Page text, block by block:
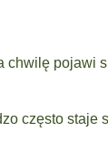
chwilę pojawi
często staje